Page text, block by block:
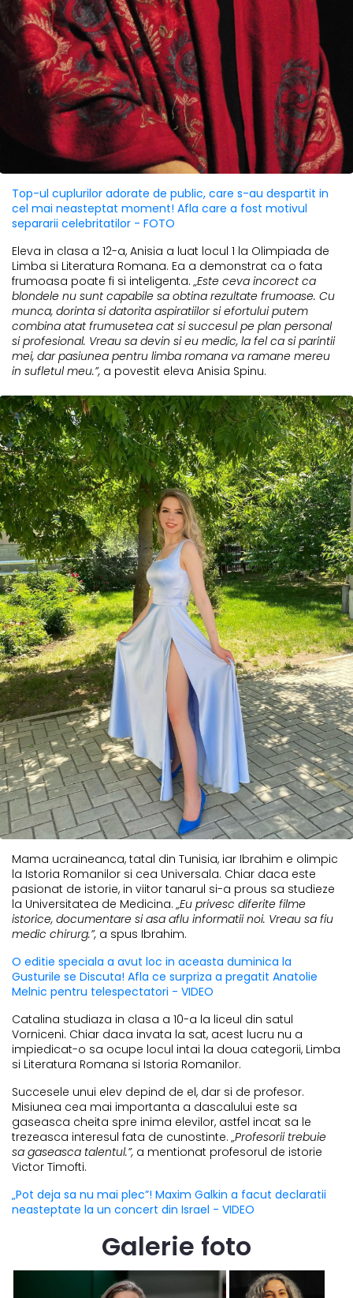
Top-ul cuplurilor adorate de public, care s-au despartit in
cel mai neasteptat moment! Afla care a fost motivul
separarii celebritatilor - FOTO
Eleva in clasa a 12-a, Anisia a luat locul 1 la Olimpiada de
Limba si Literatura Romana. Ea a demonstrat ca o fata
frumoasa poate fi si inteligenta. „Este ceva incorect ca
blondele nu sunt capabile sa obtina rezultate frumoase. Cu
munca, dorinta si datorita aspiratiilor si efortului putem
combina atat frumusetea cat si succesul pe plan personal
si profesional. Vreau sa devin si eu medic, la fel ca si parintii
mei, dar pasiunea pentru limba romana va ramane mereu
in sufletul meu.”, a povestit eleva Anisia Spinu.
Mama ucraineanca, tatal din Tunisia, iar Ibrahim e olimpic
la Istoria Romanilor si cea Universala. Chiar daca este
pasionat de istorie, in viitor tanarul si-a prous sa studieze
la Universitatea de Medicina. „Eu privesc diferite filme
istorice, documentare si asa aflu informatii noi. Vreau sa fiu
medic chirurg.”, a spus Ibrahim.
O editie speciala a avut loc in aceasta duminica la
Gusturile se Discuta! Afla ce surpriza a pregatit Anatolie
Melnic pentru telespectatori - VIDEO
Catalina studiaza in clasa a 10-a la liceul din satul
Vorniceni. Chiar daca invata la sat, acest lucru nu a
impiedicat-o sa ocupe locul intai la doua categorii, Limba
si Literatura Romana si Istoria Romanilor.
Succesele unui elev depind de el, dar si de profesor.
Misiunea cea mai importanta a dascalului este sa
gaseasca cheita spre inima elevilor, astfel incat sa le
trezeasca interesul fata de cunostinte. „Profesorii trebuie
sa gaseasca talentul.”, a mentionat profesorul de istorie
Victor Timofti.
„Pot deja sa nu mai plec”! Maxim Galkin a facut declaratii
neasteptate la un concert din Israel - VIDEO
Galerie foto